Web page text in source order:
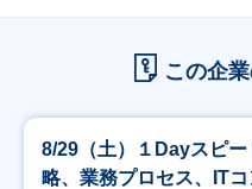
この企
8/29（土）１Dayスピ
略、業務プロセス、IT